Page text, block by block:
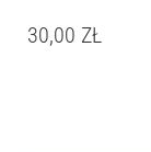
30,00 ZŁ